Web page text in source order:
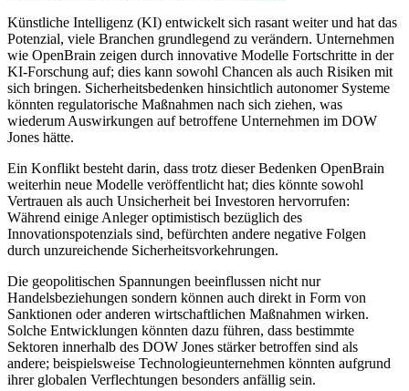
Künstliche Intelligenz (KI) entwickelt sich rasant weiter und hat das
Potenzial, viele Branchen grundlegend zu verändern. Unternehmen
wie OpenBrain zeigen durch innovative Modelle Fortschritte in der
KI-Forschung auf; dies kann sowohl Chancen als auch Risiken mit
sich bringen. Sicherheitsbedenken hinsichtlich autonomer Systeme
könnten regulatorische Maßnahmen nach sich ziehen, was
wiederum Auswirkungen auf betroffene Unternehmen im DOW
Jones hätte.
Ein Konflikt besteht darin, dass trotz dieser Bedenken OpenBrain
weiterhin neue Modelle veröffentlicht hat; dies könnte sowohl
Vertrauen als auch Unsicherheit bei Investoren hervorrufen:
Während einige Anleger optimistisch bezüglich des
Innovationspotenzials sind, befürchten andere negative Folgen
durch unzureichende Sicherheitsvorkehrungen.
Die geopolitischen Spannungen beeinflussen nicht nur
Handelsbeziehungen sondern können auch direkt in Form von
Sanktionen oder anderen wirtschaftlichen Maßnahmen wirken.
Solche Entwicklungen könnten dazu führen, dass bestimmte
Sektoren innerhalb des DOW Jones stärker betroffen sind als
andere; beispielsweise Technologieunternehmen könnten aufgrund
ihrer globalen Verflechtungen besonders anfällig sein.